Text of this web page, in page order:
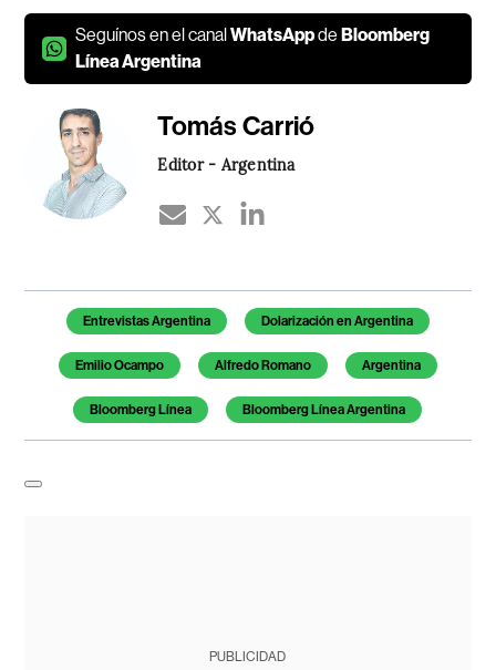
Seguínos en el canalWhatsAppdeBloomberg
Línea Argentina
Tomás Carrió
Editor - Argentina
Temas de este artículo
Entrevistas Argentina Dolarización en Argentina
Emilio Ocampo Alfredo Romano Argentina
Bloomberg Línea Bloomberg Línea Argentina
PUBLICIDAD